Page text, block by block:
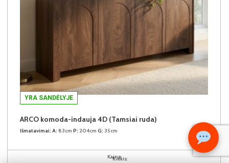
Kiekis:
YRA SANDĖLYJE
ARCO komoda-indauja 4D (Tamsiai ruda)
Išmatavimai: A: 83cm P: 204cm G: 35cm
Kaina: